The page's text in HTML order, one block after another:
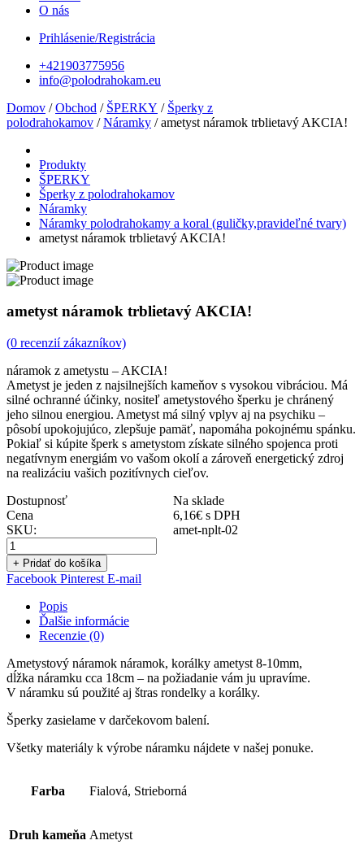
O nás
Prihlásenie/Registrácia
+421903775956
info@polodrahokam.eu
Domov /Obchod / ŠPERKY / Šperky z
polodrahokamov /Náramky / ametyst náramok trblietavý AKCIA!
Produkty
ŠPERKY
Šperky z polodrahokamov
Náramky
Náramky polodrahokamy a koral (guličky,pravideľné tvary)
ametyst náramok trblietavý AKCIA!
ametyst náramok trblietavý AKCIA!
(0 recenzií zákazníkov)
náramok z ametystu – AKCIA!
Ametyst je jeden z najsilnejších kameňov s vysokou vibráciou. Má
silné ochranné účinky, nositeľ ametystového šperku je chránený
jeho silnou energiou. Ametyst má silný vplyv aj na psychiku –
pôsobí upokojujúco, zlepšuje pamäť, napomáha pokojnému spánku.
Pokiaľ si kúpite šperk s ametystom získate silného spojenca proti
negatívnym energiám vo vašom okolí a zároveň energetický zdroj
na realizáciu vašich pozitívnych cieľov.
Dostupnosť
Na sklade
Cena
6,16€ s DPH
SKU:
amet-nplt-02
+ Pridať do košíka
Facebook Pinterest E-mail
Popis
Ďalšie informácie
Recenzie (0)
Ametystový náramok náramok, korálky ametyst 8-10mm,
dĺžka náramku cca 18cm – na požiadanie vám ju upravíme.
V náramku sú použité aj štras rondelky a korálky.
Šperky zasielame v darčekovom balení.
Všetky materiály k výrobe náramku nájdete v našej ponuke.
Farba Fialová, Strieborná
Druh kameňa Ametyst